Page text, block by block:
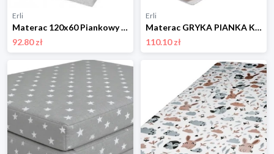
Erli
Materac 120x60 Piankowy Średnio Twardy ALOE VERA Antyalergiczny Premium
92.80 zł
Erli
Materac GRYKA PIANKA KOKOS 100x50 o grubości 8 cm + pokrowiec pikowany
110.10 zł